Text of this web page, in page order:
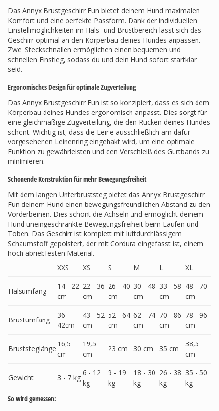
Das Annyx Brustgeschirr Fun bietet deinem Hund maximalen
Komfort und eine perfekte Passform. Dank der individuellen
Einstellmöglichkeiten im Hals- und Brustbereich lässt sich das
Geschirr optimal an den Körperbau deines Hundes anpassen.
Zwei Steckschnallen ermöglichen einen bequemen und
schnellen Einstieg, sodass du und dein Hund sofort startklar
seid.
Ergonomisches Design für optimale Zugverteilung
Das Annyx Brustgeschirr Fun ist so konzipiert, dass es sich dem
Körperbau deines Hundes ergonomisch anpasst. Dies sorgt für
eine gleichmäßige Zugverteilung, die den Rücken deines Hundes
schont. Wichtig ist, dass die Leine ausschließlich am dafür
vorgesehenen Leinenring eingehakt wird, um eine optimale
Funktion zu gewährleisten und den Verschleiß des Gurtbands zu
minimieren.
Schonende Konstruktion für mehr Bewegungsfreiheit
Mit dem langen Unterbruststeg bietet das Annyx Brustgeschirr
Fun deinem Hund einen bewegungsfreundlichen Abstand zu den
Vorderbeinen. Dies schont die Achseln und ermöglicht deinem
Hund uneingeschränkte Bewegungsfreiheit beim Laufen und
Toben. Das Geschirr ist komplett mit luftdurchlässigem
Schaumstoff gepolstert, der mit Cordura eingefasst ist, einem
hoch abriebfesten Material.
XXS
XS S M L XL
Halsumfang
14 - 22
cm
22 - 36
cm
26 - 40
cm
30 - 48
cm
33 - 58
cm
48 - 70
cm
Brustumfang
36 -
42cm
43 - 52
cm
52 - 64
cm
62 - 74
cm
70 - 86
cm
78 - 96
cm
Bruststeglänge
16,5
cm
19,5
cm
23 cm 30 cm 35 cm
38,5
cm
Gewicht 3 - 7 kg
6 - 12
kg
9 - 19
kg
18 - 30
kg
26 - 38
kg
35 - 50
kg
So wird gemessen: